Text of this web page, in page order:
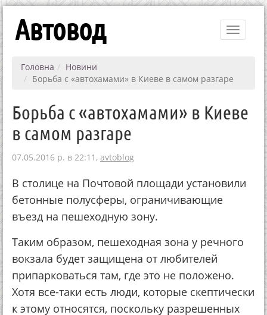
Toggle
Автовод
Головна
Новини
Борьба с «автохамами» в Киеве в самом разгаре
Борьба с «автохамами» в Киеве
в самом разгаре
07.05.2016 р. в 22:11, avtoblog
В столице на Почтовой площади установили
бетонные полусферы, ограничивающие
въезд на пешеходную зону.
Таким образом, пешеходная зона у речного
вокзала будет защищена от любителей
припарковаться там, где это не положено.
Хотя все-таки есть люди, которые скептически
к этому относятся, поскольку разрешенных